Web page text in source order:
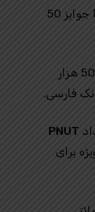
رویداد دوگانه PNUT با جوایز 50
رویداد دوگانه PNUT با جوایز 50 هزار
PNUT
برای